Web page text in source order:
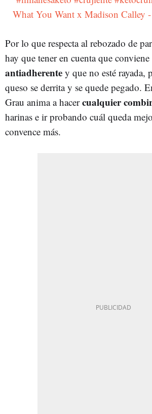
What You Want x Madison Calley
Por lo que respecta al rebozado de
hay que tener en cuenta que
antiadherente y que no esté rayada,
queso se derrita y se quede pegado.
Grau anima a hacercualquier
harinas e ir probando cuál queda
convence más.